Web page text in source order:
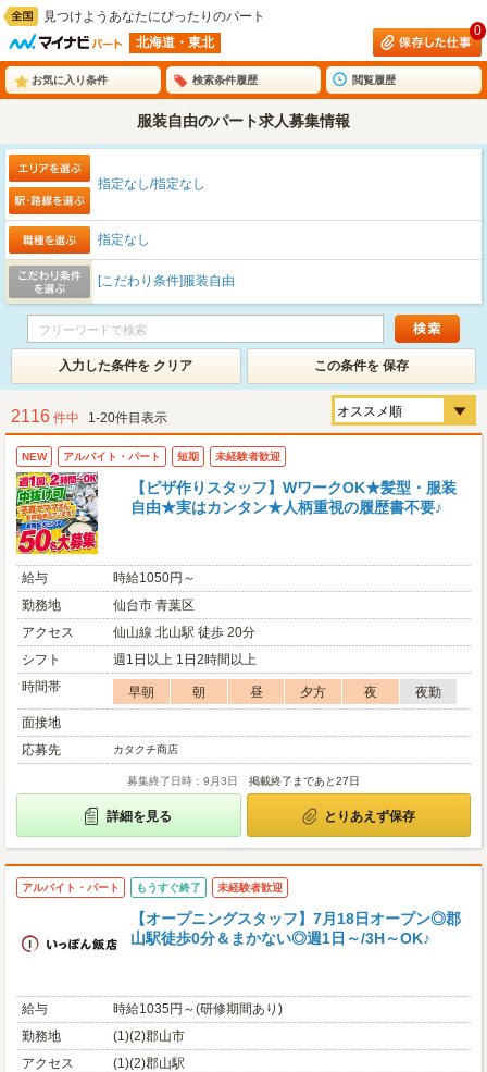
見つけようあなたにぴったりのパート
北海道・東北
0
お気に入り条件 検索条件履歴 閲覧履歴
服装自由のパート求人募集情報
指定なし/指定なし
指定なし
[こだわり条件]服装自由
入力した条件を クリア この条件を 保存
2116 件中 1-20件目表示
NEW アルバイト・パート 短期 未経験者歓迎
【ピザ作りスタッフ】WワークOK★髪型・服装
自由★実はカンタン★人柄重視の履歴書不要♪
給与
時給1050円～
勤務地
仙台市 青葉区
アクセス
仙山線 北山駅 徒歩 20分
シフト
週1日以上 1日2時間以上
時間帯
早朝 朝 昼 夕方 夜
夜勤
面接地
応募先
カタクチ商店
募集終了日時：9月3日 掲載終了まであと27日
詳細を見る とりあえず保存
アルバイト・パート もうすぐ終了 未経験者歓迎
【オープニングスタッフ】7月18日オープン◎郡
山駅徒歩0分＆まかない◎週1日～/3H～OK♪
給与
時給1035円～(研修期間あり)
勤務地
(1)(2)郡山市
アクセス
(1)(2)郡山駅